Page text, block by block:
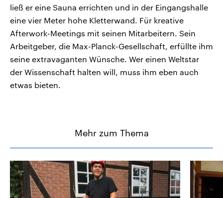
ließ er eine Sauna errichten und in der Eingangshalle
eine vier Meter hohe Kletterwand. Für kreative
Afterwork-Meetings mit seinen Mitarbeitern. Sein
Arbeitgeber, die Max-Planck-Gesellschaft, erfüllte ihm
seine extravaganten Wünsche. Wer einen Weltstar
der Wissenschaft halten will, muss ihm eben auch
etwas bieten.
Mehr zum Thema